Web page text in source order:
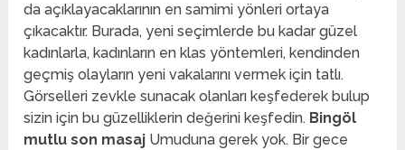
da açıklayacaklarının en samimi yönleri ortaya
çıkacaktır. Burada, yeni seçimlerde bu kadar güzel
kadınlarla, kadınların en klas yöntemleri, kendinden
geçmiş olayların yeni vakalarını vermek için tatlı.
Görselleri zevkle sunacak olanları keşfederek bulup
sizin için bu güzelliklerin değerini keşfedin. Bingöl
mutlu son masaj Umuduna gerek yok. Bir gece